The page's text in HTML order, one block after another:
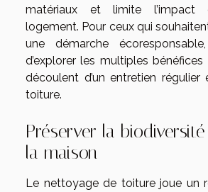
matériaux et limite l’impact
logement. Pour ceux qui
une démarche
d’explorer les multiples
découlent d’un entretien
toiture.
Préserver la
la maison
Le nettoyage de toiture joue un